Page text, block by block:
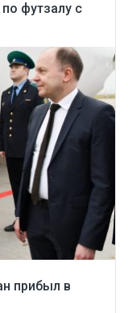
футзалу с
прибыл в